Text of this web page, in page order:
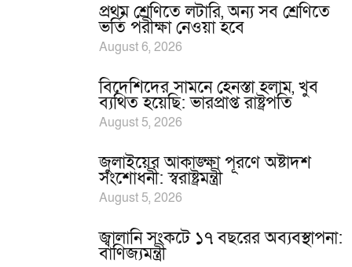
প্রথম শ্রেণিতে লটারি, অন্য সব শ্রেণিতে
ভর্তি পরীক্ষা নেওয়া হবে
August 6, 2026
বিদেশিদের সামনে হেনস্তা হলাম, খুব
ব্যথিত হয়েছি: ভারপ্রাপ্ত রাষ্ট্রপতি
August 5, 2026
জুলাইয়ের আকাঙ্ক্ষা পূরণে অষ্টাদশ
সংশোধনী: স্বরাষ্ট্রমন্ত্রী
August 5, 2026
জ্বালানি সংকটে ১৭ বছরের অব্যবস্থাপনা:
বাণিজ্যমন্ত্রী